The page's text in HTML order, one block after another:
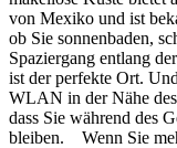
von Mexiko und ist
ob Sie sonnenbaden,
Spaziergang entlang
ist der perfekte Ort.
WLAN in der Nähe
dass Sie während des
bleiben. Wenn Sie